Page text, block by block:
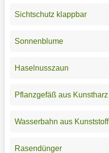
Sichtschutz klappbar
Sonnenblume
Haselnusszaun
Pflanzgefäß aus Kunstharz
Wasserbahn aus Kunststoff
Rasendünger